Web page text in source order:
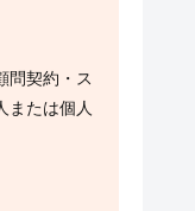
問契約・ス
または個人